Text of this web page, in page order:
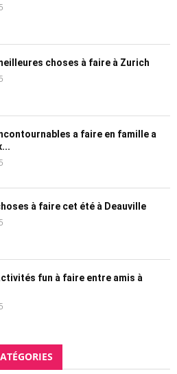
choses à faire à Zurich
a faire en famille a
à faire cet été à Deauville
fun à faire entre amis à